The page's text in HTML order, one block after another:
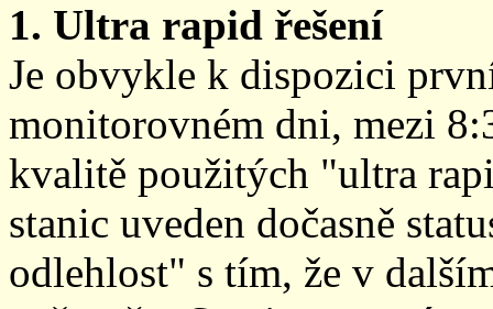
1. Ultra rapid řešení
Je obvykle k dispozici
monitorovném dni, mezi
kvalitě použitých "ultra
stanic uveden dočasně
odlehlost" s tím, že v